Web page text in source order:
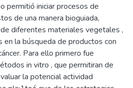
permitió iniciar procesos de
de una manera bioguiada,
diferentes materiales vegetales ,
en la búsqueda de productos con
Para ello primero fue
in vitro , que permitiran de
la potencial actividad